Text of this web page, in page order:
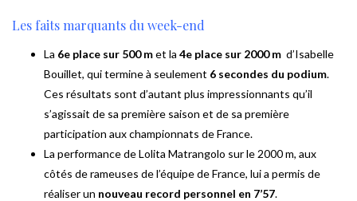
Les faits marquants du week-end
La 6e place sur 500 met la 4e place sur 2000 m d’Isabelle
Bouillet, qui termine à seulement 6 secondes du podium.
Ces résultats sont d’autant plus impressionnants qu’il
s’agissait de sa première saison et de sa première
participation aux championnats de France.
La performance de Lolita Matrangolo sur le 2000 m, aux
côtés de rameuses de l’équipe de France, lui a permis de
réaliser un nouveau record personnel en 7’57.